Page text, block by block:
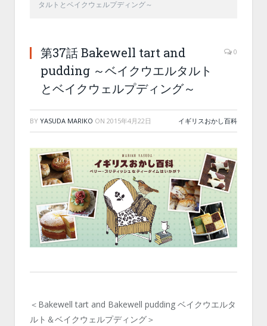
タルトとベイクウェルプディング～
第37話 Bakewell tart and
pudding ～ベイクウエルタルト
とベイクウェルプディング～
0
BY YASUDA MARIKO ON 2015年4月22日 イギリスおかし百科
＜Bakewell tart and Bakewell pudding ベイクウエルタ
ルト＆ベイクウェルプディング＞